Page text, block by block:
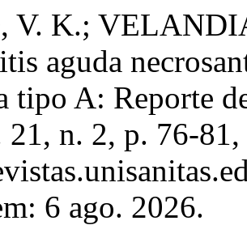
V. K.;
aguda
tipo A: Reporte
21, n. 2, p. 76-
6 ago. 2026.